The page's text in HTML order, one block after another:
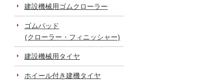
建設機械用ゴムクローラー
ゴムパッド
(クローラー・フィニッシャー)
建設機械用タイヤ
ホイール付き建機タイヤ